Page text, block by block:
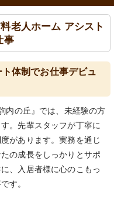
老人ホーム アシスト
事
体制でお仕事デビュ
内の丘』では、未経験の方
。先輩スタッフが丁寧に
があります。実務を通じ
の成長をしっかりとサポ
、入居者様に心のこもっ
す。